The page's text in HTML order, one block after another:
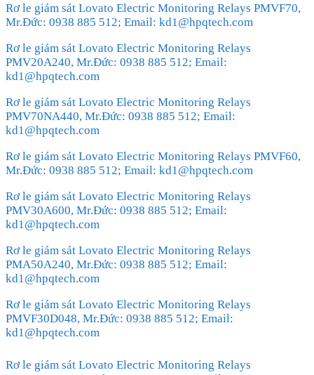
Rơ le giám sát Lovato Electric Monitoring Relays PMVF70,
Mr.Đức: 0938 885 512; Email: kd1@hpqtech.com
Rơ le giám sát Lovato Electric Monitoring Relays
PMV20A240, Mr.Đức: 0938 885 512; Email:
kd1@hpqtech.com
Rơ le giám sát Lovato Electric Monitoring Relays
PMV70NA440, Mr.Đức: 0938 885 512; Email:
kd1@hpqtech.com
Rơ le giám sát Lovato Electric Monitoring Relays PMVF60,
Mr.Đức: 0938 885 512; Email: kd1@hpqtech.com
Rơ le giám sát Lovato Electric Monitoring Relays
PMV30A600, Mr.Đức: 0938 885 512; Email:
kd1@hpqtech.com
Rơ le giám sát Lovato Electric Monitoring Relays
PMA50A240, Mr.Đức: 0938 885 512; Email:
kd1@hpqtech.com
Rơ le giám sát Lovato Electric Monitoring Relays
PMVF30D048, Mr.Đức: 0938 885 512; Email:
kd1@hpqtech.com
Rơ le giám sát Lovato Electric Monitoring Relays